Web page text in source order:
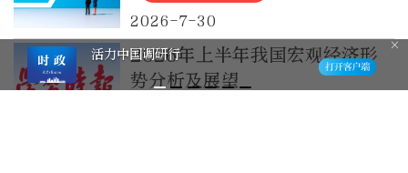
18.39%
2026-7-30
2026年上半年我国宏观经济形
势分析及展望
活力中国调研行